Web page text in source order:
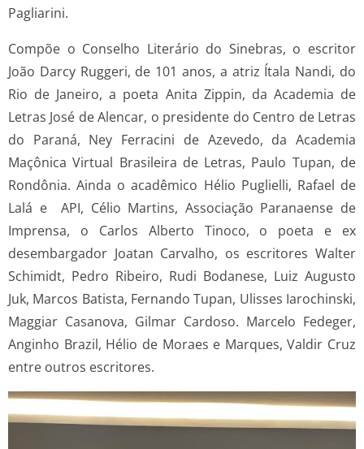
Pagliarini.
Compõe o Conselho Literário do Sinebras, o escritor
João Darcy Ruggeri, de 101 anos, a atriz Ítala Nandi, do
Rio de Janeiro, a poeta Anita Zippin, da Academia de
Letras José de Alencar, o presidente do Centro de Letras
do Paraná, Ney Ferracini de Azevedo, da Academia
Maçônica Virtual Brasileira de Letras, Paulo Tupan, de
Rondônia. Ainda o acadêmico Hélio Puglielli, Rafael de
Lalá e API, Célio Martins, Associação Paranaense de
Imprensa, o Carlos Alberto Tinoco, o poeta e ex
desembargador Joatan Carvalho, os escritores Walter
Schimidt, Pedro Ribeiro, Rudi Bodanese, Luiz Augusto
Juk, Marcos Batista, Fernando Tupan, Ulisses Iarochinski,
Maggiar Casanova, Gilmar Cardoso. Marcelo Fedeger,
Anginho Brazil, Hélio de Moraes e Marques, Valdir Cruz
entre outros escritores.